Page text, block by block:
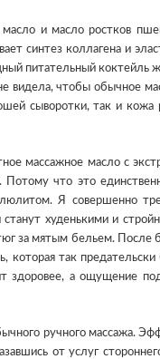
и масло ростков
синтез коллагена и
питательный коктейль
видела, чтобы обычное
сыворотки, так и кожа
массажное масло с
Потому что это
Я совершенно
худенькими и
за мятым бельем. После
которая так предательски
здоровее, а ощущение
ручного массажа.
от услуг